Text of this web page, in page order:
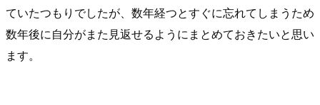
ていたつもりでしたが、数年経つとすぐに忘れてしまうため
数年後に自分がまた見返せるようにまとめておきたいと思い
ます。